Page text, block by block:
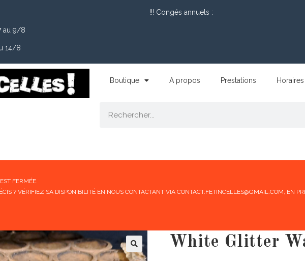
Boutique A propos Prestations
FERMÉE.
? VÉRIFIEZ SA DISPONIBILITÉ EN NOUS CONTACTANT VIA CONTACT.FETINCELLES@GMAIL.COM, EN
White Glitter
!!! Congés annuels :
au 9/8
14/8